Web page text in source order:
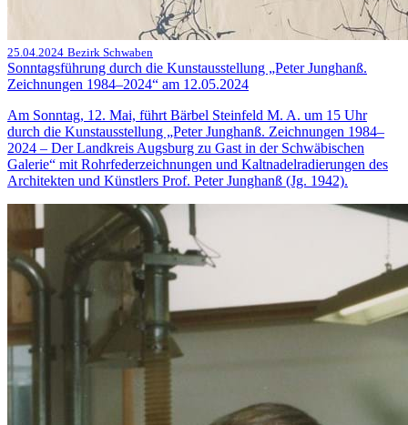
25.04.2024 Bezirk Schwaben
Sonntagsführung durch die Kunstausstellung „Peter Junghanß.
Zeichnungen 1984–2024“ am 12.05.2024
Am Sonntag, 12. Mai, führt Bärbel Steinfeld M. A. um 15 Uhr
durch die Kunstausstellung „Peter Junghanß. Zeichnungen 1984–
2024 – Der Landkreis Augsburg zu Gast in der Schwäbischen
Galerie“ mit Rohrfederzeichnungen und Kaltnadelradierungen des
Architekten und Künstlers Prof. Peter Junghanß (Jg. 1942).